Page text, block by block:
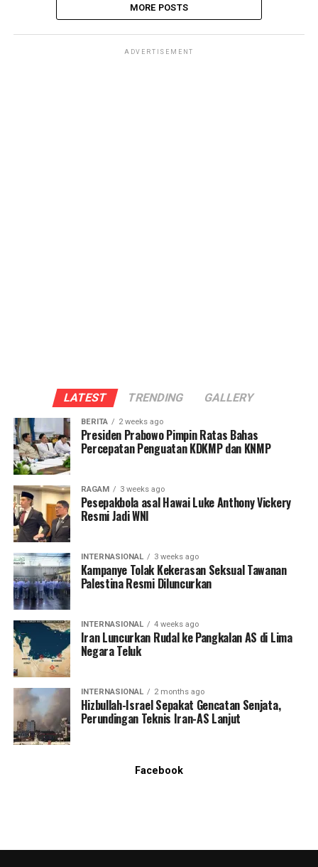
MORE POSTS
ADVERTISEMENT
LATEST TRENDING GALLERY
BERITA 2 weeks ago
Presiden Prabowo Pimpin Ratas Bahas
Percepatan Penguatan KDKMP dan KNMP
RAGAM 3 weeks ago
Pesepakbola asal Hawai Luke Anthony Vickery
Resmi Jadi WNI
INTERNASIONAL 3 weeks ago
Kampanye Tolak Kekerasan Seksual Tawanan
Palestina Resmi Diluncurkan
INTERNASIONAL 4 weeks ago
Iran Luncurkan Rudal ke Pangkalan AS di Lima
Negara Teluk
INTERNASIONAL 2 months ago
Hizbullah-Israel Sepakat Gencatan Senjata,
Perundingan Teknis Iran-AS Lanjut
Facebook